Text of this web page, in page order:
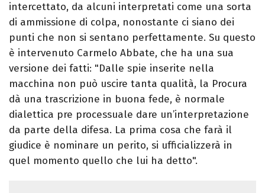
intercettato, da alcuni interpretati come una sorta
di ammissione di colpa, nonostante ci siano dei
punti che non si sentano perfettamente. Su questo
è intervenuto Carmelo Abbate, che ha una sua
versione dei fatti: "Dalle spie inserite nella
macchina non può uscire tanta qualità, la Procura
dà una trascrizione in buona fede, è normale
dialettica pre processuale dare un’interpretazione
da parte della difesa. La prima cosa che farà il
giudice è nominare un perito, si ufficializzerà in
quel momento quello che lui ha detto".